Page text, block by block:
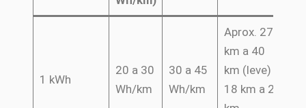
1 kWh
20 a 30
Wh/km
30 a 45
Wh/km
Aprox. 27
km a 40
km (leve) /
18 km a 27